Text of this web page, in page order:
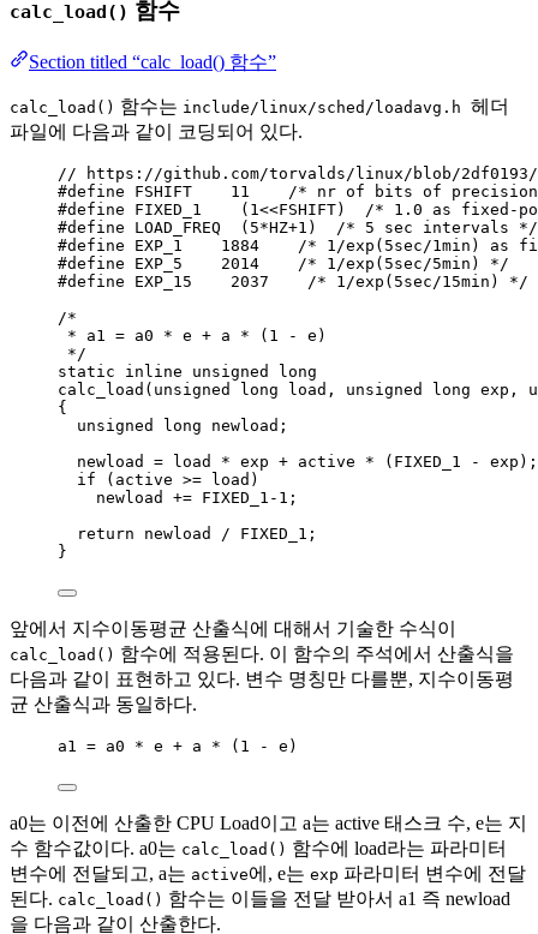
calc_load() 함수
Section titled “calc_load() 함수”
calc_load() 함수는 include/linux/sched/loadavg.h 헤더
파일에 다음과 같이 코딩되어 있다.
// https://github.com/torvalds/linux/blob/2df0193/
#define
FSHIFT 11
/* nr of bits of
#define
FIXED_1
    (
1 <<FSHIFT)
/* 1.0 as fixed-
#define
LOAD_FREQ
  (
5*HZ+1 )
  /* 5 sec intervals */
#define
EXP_1 1884
/* 1/exp(5sec/1min) as
#define
EXP_5 2014
    /* 1/exp(5sec/5min) */
#define
EXP_15 2037
    /* 1/exp(5sec/15min) */
/*
* a1 = a0 * e + a * (1 - e)
*/
static
inline unsigned
long
calc_load ( unsigned long load , unsigned long exp ,
{
unsigned
long newload;
newload = load * exp + active * (FIXED_1 -
exp);
if (active >= load)
newload += FIXED_1 - 1 ;
return newload / FIXED_1;
}
앞에서 지수이동평균 산출식에 대해서 기술한 수식이
calc_load() 함수에 적용된다. 이 함수의 주석에서 산출식을
다음과 같이 표현하고 있다. 변수 명칭만 다를뿐, 지수이동평
균 산출식과 동일하다.
a1 = a0 * e + a * ( 1 - e)
a0는 이전에 산출한 CPU Load이고 a는 active 태스크 수, e는 지
수 함수값이다. a0는 calc_load() 함수에 load라는 파라미터
변수에 전달되고, a는 active에, e는 exp 파라미터 변수에 전달
된다. calc_load() 함수는 이들을 전달 받아서 a1 즉 newload
을 다음과 같이 산출한다.